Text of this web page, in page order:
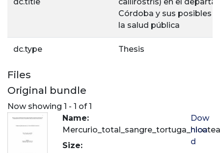
Córdoba y sus posibles
la salud pública
dc.type Thesis
Files
Original bundle
Now showing 1 - 1 of 1
Name:
Size:
Dow
nloa
d